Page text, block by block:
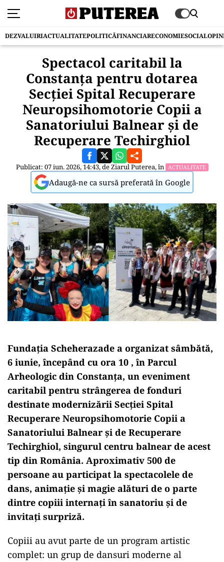
DEZVALUIRIACTUALITATEPOLITICĂFINANCIARECONOMIESOCIAL
Spectacol caritabil la
Constanța pentru dotarea
Secției Spital Recuperare
Neuropsihomotorie Copii a
Sanatoriului Balnear și de
Recuperare Techirghiol
Publicat: 07 iun. 2026, 14:43, deZiarul Puterea, în ACTUALITATE
Adaugă-ne ca sursă preferată în Google
Fundația Scheherazade a organizat sâmbătă,
6 iunie, începând cu ora 10 , în Parcul
Arheologic din Constanța, un eveniment
caritabil pentru strângerea de fonduri
destinate modernizării Secției Spital
Recuperare Neuropsihomotorie Copii a
Sanatoriului Balnear și de Recuperare
Techirghiol, singurul centru balnear de acest
tip din România. Aproximativ 500 de
persoane au participat la spectacolele de
dans, animație și magie alături de o parte
dintre copiii internați în sanatoriu și de
invitați surpriză.
Copiii au avut parte de un program artistic
complet: un grup de dansuri moderne al